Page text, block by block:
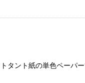
タント紙の単色ペーパ